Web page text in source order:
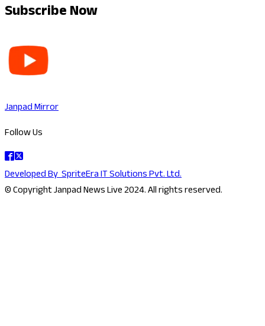
Subscribe Now
Janpad Mirror
Follow Us
Developed BySpriteEra IT Solutions Pvt. Ltd.
© Copyright Janpad News Live 2024. All rights reserved.